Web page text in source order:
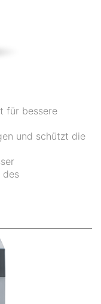
für bessere
und schützt die
des